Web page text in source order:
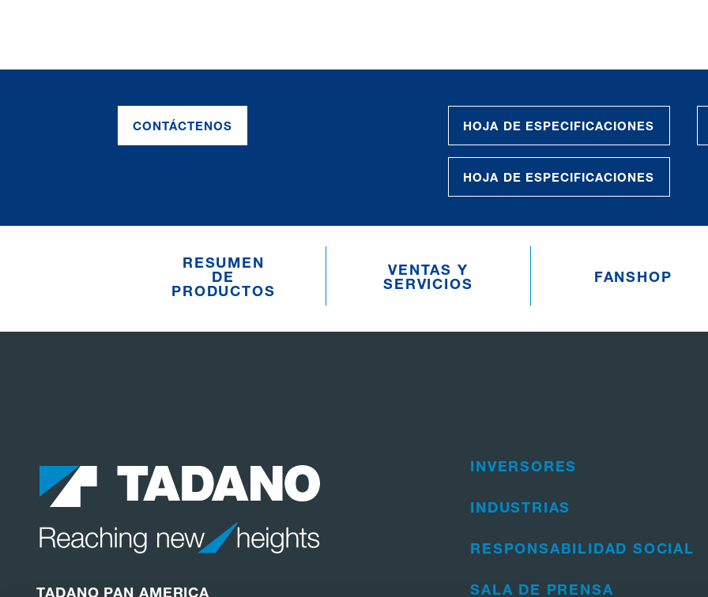
CONTÁCTENOS HOJA DE ESPECIFICACIONES
HOJA DE ESPECIFICACIONES
RESUMEN
DE
PRODUCTOS
VENTAS Y
SERVICIOS
FANSHOP
TADANO PAN AMERICA
INVERSORES
INDUSTRIAS
RESPONSABILIDAD SOCIAL
SALA DE PRENSA